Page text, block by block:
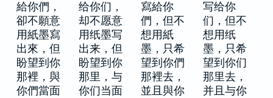
給你們，
卻不願意
用紙墨寫
出來，但
盼望到你
那裡，與
你們當面
给你们，
却不愿意
用纸墨写
出来，但
盼望到你
那里，与
你们当面
寫給你
們，但不
想用紙
墨，只希
望到你們
那裡去，
並且與你
写给你
们，但不
想用纸
墨，只希
望到你们
那里去，
并且与你